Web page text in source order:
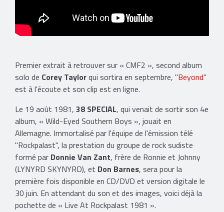
Premier extrait à retrouver sur « CMF2 », second album
solo de Corey Taylorqui sortira en septembre, "Beyond"
est à l'écoute et son clip est en ligne.
Le 19 août 1981, 38 SPECIAL, qui venait de sortir son 4e
album, « Wild-Eyed Southern Boys », jouait en
Allemagne. Immortalisé par l'équipe de l'émission télé
"Rockpalast", la prestation du groupe de rock sudiste
formé par Donnie Van Zant, frère de Ronnie et Johnny
(LYNYRD SKYNYRD), et Don Barnes, sera pour la
première fois disponible en CD/DVD et version digitale le
30 juin. En attendant du son et des images, voici déjà la
pochette de « Live At Rockpalast 1981 ».